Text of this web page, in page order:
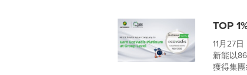
TOP
11月27
新能以
獲得集